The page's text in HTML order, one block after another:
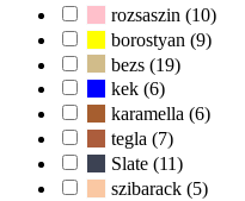
rozsaszin (10)
borostyan (9)
bezs (19)
kek (6)
karamella (6)
tegla (7)
Slate (11)
szibarack (5)